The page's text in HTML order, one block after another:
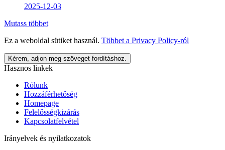
2025-12-03
Mutass többet
Ez a weboldal sütiket használ. Többet a Privacy Policy-ról
Kérem, adjon meg szöveget fordításhoz.
Hasznos linkek
Rólunk
Hozzáférhetőség
Homepage
Felelősségkizárás
Kapcsolatfelvétel
Irányelvek és nyilatkozatok